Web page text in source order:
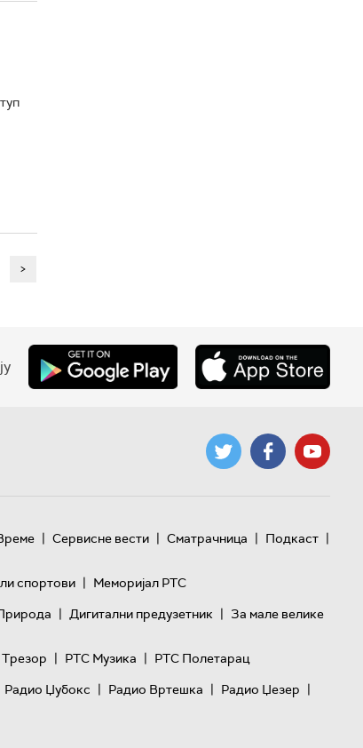
>
| Сервисне вести | Сматрачница | Подкаст |
спортови | Меморијал РТС
| Дигитални предузетник | За мале велике
| РТС Музика | РТС Полетарац
Радио Џубокс | Радио Вртешка | Радио Џезер |